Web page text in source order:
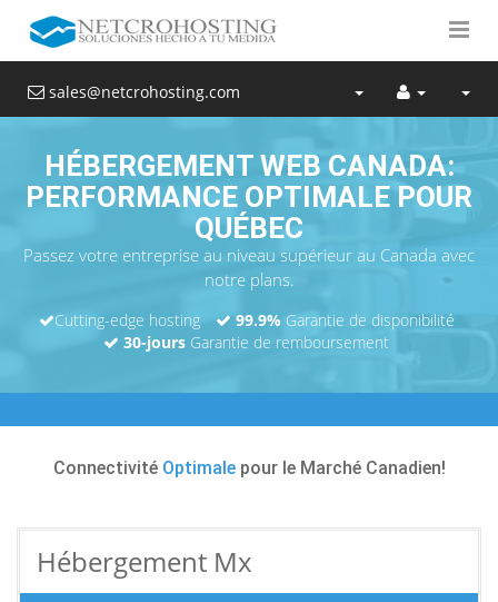
sales@netcrohosting.com
HÉBERGEMENT WEB CANADA:
PERFORMANCE OPTIMALE POUR
QUÉBEC
Passez votre entreprise au niveau supérieur au Canada avec
notre plans.
Cutting-edge hosting 99.9%Garantie de disponibilité
30-jours Garantie de remboursement
Connectivité Optimalepour le Marché Canadien!
Hébergement Mx